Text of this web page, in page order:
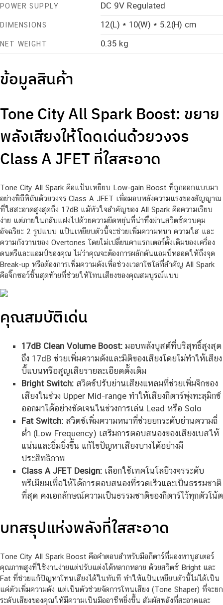
POWER SUPPLY DC 9V Regulated
DIMENSIONS 12(L) * 10(W) * 5.2(H) cm
NET WEIGHT 0.35 kg
ข้อมูลสินค้า
Tone City All Spark Boost: ขยาย
พลังเสียงให้โดดเด่นด้วยวงจร
Class A JFET ที่ใสสะอาด
Tone City All Spark คือแป้นเหยียบ Low-gain Boost ที่ถูกออกแบบมา
อย่างพิถีพิถันด้วยวงจร Class A JFET เพื่อมอบพลังความแรงของสัญญาณ
ที่ใสสะอาดสูงสุดถึง 17dB แม้หัวใจสำคัญของ All Spark คือความเรียบ
ง่าย แต่ภายในกลับแฝงไปด้วยความยืดหยุ่นที่น่าทึ่งผ่านสวิตช์ควบคุม
อัจฉริยะ 2 รูปแบบ แป้นเหยียบตัวนี้จะช่วยเพิ่มความหนา ความใส และ
ความกังวานของ Overtones โดยไม่เปลี่ยนคาแรกเตอร์ดั้งเดิมของเครื่อง
ดนตรีและแอมป์ของคุณ ไม่ว่าคุณจะต้องการผลักดันแอมป์หลอดให้ถึงจุด
Break-up หรือต้องการเพิ่มความดังเพื่อช่วงเวลาโซโล่ที่สำคัญ All Spark
คือจิ๊กซอว์ชิ้นสุดท้ายที่ช่วยให้โทนเสียงของคุณสมบูรณ์แบบ
คุณสมบัติเด่น
17dB Clean Volume Boost:มอบพลังบูสต์ที่บริสุทธิ์สูงสุด
ถึง 17dB ช่วยเพิ่มความดังและมิติของเสียงโดยไม่ทำให้เสียง
บี้แบนหรือสูญเสียรายละเอียดดั้งเดิม
Bright Switch:สวิตช์ปรับย่านเสียงแหลมที่ช่วยเพิ่มจิกของ
เสียงในช่วง Upper Mid-range ทำให้เสียงกีตาร์พุ่งทะลุมิกซ์
ออกมาได้อย่างชัดเจนในช่วงการเล่น Lead หรือ Solo
Fat Switch:สวิตช์เพิ่มความหนาที่ช่วยยกระดับย่านความถี่
ต่ำ (Low Frequency) เสริมการตอบสนองของเสียงเบสให้
แน่นและอิ่มยิ่งขึ้น แก้ไขปัญหาเสียงบางได้อย่างมี
ประสิทธิภาพ
Class A JFET Design:เลือกใช้เทคโนโลยีวงจรระดับ
พรีเมียมเพื่อให้ได้การตอบสนองที่รวดเร็วและเป็นธรรมชาติ
ที่สุด คงเอกลักษณ์ความเป็นธรรมชาติของกีตาร์ไว้ทุกตัวโน้ต
บทสรุปแห่งพลังที่ใสสะอาด
Tone City All Spark Boost คือคำตอบสำหรับมือกีตาร์ที่มองหาบูสเตอร์
คุณภาพสูงที่ใช้งานง่ายแต่ปรับแต่งได้หลากหลาย ด้วยสวิตช์ Bright และ
Fat ที่ช่วยแก้ปัญหาโทนเสียงได้ในทันที ทำให้แป้นเหยียบตัวนี้ไม่ได้เป็น
แค่ตัวเพิ่มความดัง แต่เป็นตัวช่วยจัดการโทนเสียง (Tone Shaper) ที่จะยก
ระดับเสียงของคุณให้มีความเป็นมืออาชีพยิ่งขึ้น สัมผัสพลังที่สะอาดและ